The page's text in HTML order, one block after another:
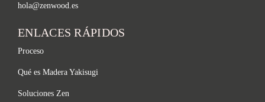
hola@zenwood.es
ENLACES RÁPIDOS
Proceso
Qué es Madera Yakisugi
Soluciones Zen